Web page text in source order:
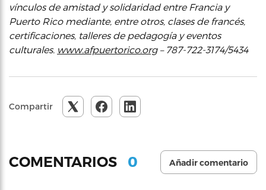
vínculos de amistad y solidaridad entre Francia y
Puerto Rico mediante, entre otros, clases de francés,
certificaciones, talleres de pedagogía y eventos
culturales. www.afpuertorico.org– 787-722-3174/5434
Compartir
COMENTARIOS 0 Añadir comentario